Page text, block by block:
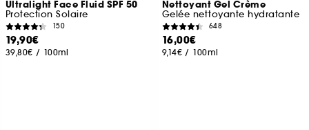
Ultralight Face Fluid SPF 50
Protection Solaire
150
19,90€
39,80€ / 100ml
Nettoyant Gel Crème
Gelée nettoyante hydratante
648
16,00€
9,14€ / 100ml